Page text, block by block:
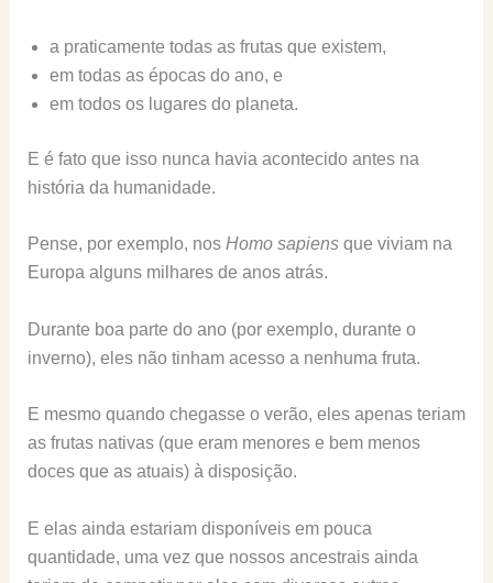
a praticamente todas as frutas que existem,
em todas as épocas do ano, e
em todos os lugares do planeta.
E é fato que isso nunca havia acontecido antes na
história da humanidade.
Pense, por exemplo, nos Homo sapiensque viviam na
Europa alguns milhares de anos atrás.
Durante boa parte do ano (por exemplo, durante o
inverno), eles não tinham acesso a nenhuma fruta.
E mesmo quando chegasse o verão, eles apenas teriam
as frutas nativas (que eram menores e bem menos
doces que as atuais) à disposição.
E elas ainda estariam disponíveis em pouca
quantidade, uma vez que nossos ancestrais ainda